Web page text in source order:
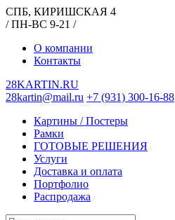
СПБ, КИРИШСКАЯ 4
/ ПН-ВС 9-21 /
О компании
Контакты
28KARTIN.RU
28kartin@mail.ru +7 (931) 300-16-88
Картины / Постеры
Рамки
ГОТОВЫЕ РЕШЕНИЯ
Услуги
Доставка и оплата
Портфолио
Распродажа